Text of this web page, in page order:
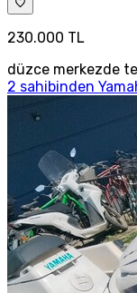
230.000 TL
düzce merkezde
2 sahibinden